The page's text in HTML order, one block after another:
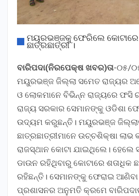
ମୟୂରଭଞ୍ଜକୁ ଫେରିଲେ କୋଟାରେ
ଛାତ୍ରଛାତ୍ରୀ ।
ବାରିପଦା(ନିରପେକ୍ଷ ଖବର)ତା-୦୫/
ମୟୁରଭଞ୍ଜ ଜିଲ୍ଲା ସମେତ ରାଜ୍ୟର
ଓ ଲୋକମାନେ ବିଭିନ୍ନ ରାଜ୍ୟରେ ଫସି
ରାଜ୍ୟ ସରକାର ସେମାନଙ୍କୁ ଓଡିଶା
ଉଦ୍ୟମ କରୁଛନ୍ତି। ମୟୁରଭଞ୍ଜ
ଛାତ୍ରଛାତ୍ରୀମାନେ ଉଚ୍ଚଶିକ୍ଷା ଲାଭ
ରାଜସ୍ଥାନ କୋଟା ଯାଇଥିଲେ। ହେଲେ
ଡାଉନ ରହିଥିବାରୁ କୋଟାରେ ଶତାଧିକ
ରହିଛନ୍ତି। ସେମାନଙ୍କୁ ଫେରାଇ
ପ୍ରଶାସନର ଅନୁମତି କ୍ରମେ